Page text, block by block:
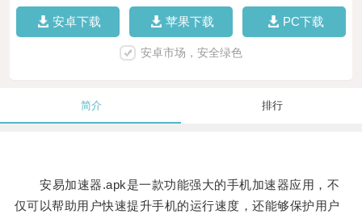
安卓下载 苹果下载 PC下载
安卓市场，安全绿色
简介 排行
安易加速器.apk是一款功能强大的手机加速器应用，不
仅可以帮助用户快速提升手机的运行速度，还能够保护用户